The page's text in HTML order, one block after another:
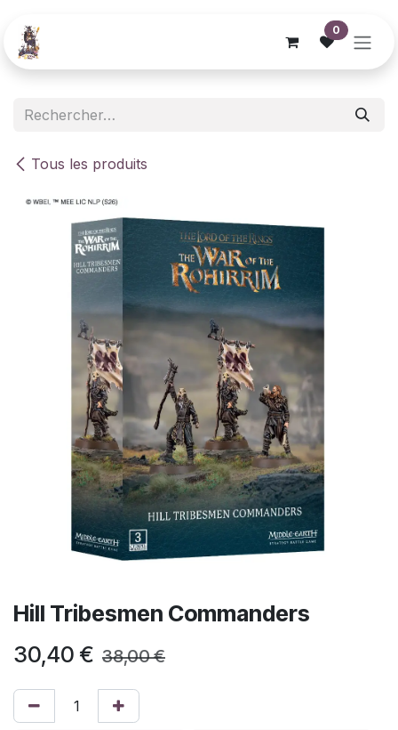
0
Tous les produits
Hill Tribesmen Commanders
30,40 € 38,00€